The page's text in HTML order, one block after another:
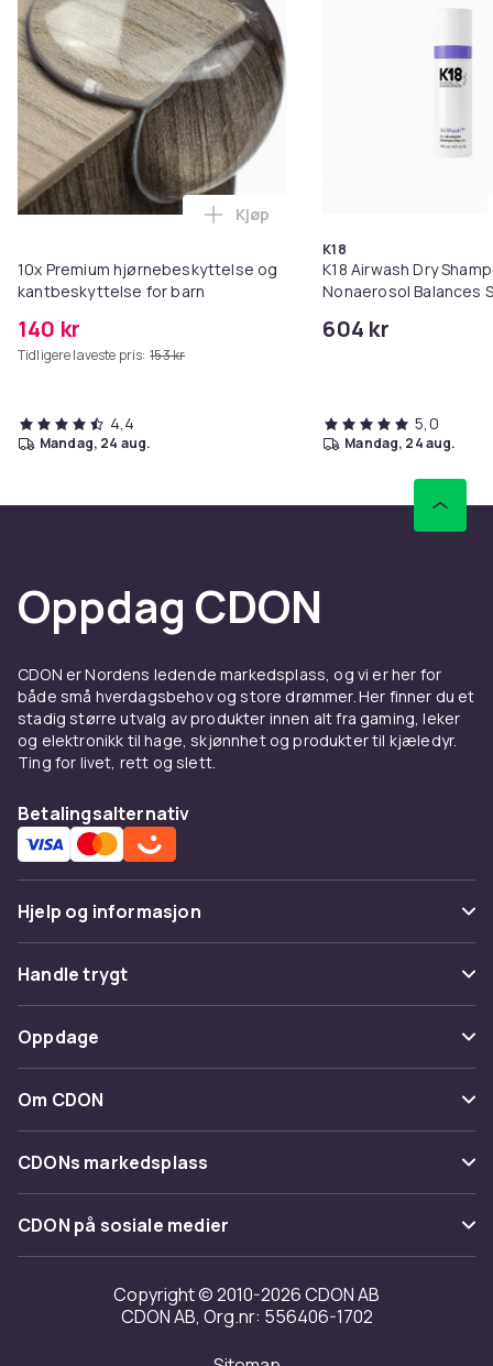
10x Premium hjørnebeskyttelse og
kantbeskyttelse for barn
140 kr
Tidligere laveste pris: 153 kr
Legg 10x Premium
Kjøp
4,4
mandag, 24 aug.
K18
K18 Airwash Dry
Nonaerosol Balances
604 kr
5,0
mandag, 24 aug.
Oppdag CDON
CDON er Nordens ledende markedsplass, og vi er her for
både små hverdagsbehov og store drømmer. Her finner du et
stadig større utvalg av produkter innen alt fra gaming, leker
og elektronikk til hage, skjønnhet og produkter til kjæledyr.
Ting for livet, rett og slett.
Betalingsalternativ
Hjelp og informasjon
Vanlige spørsmål
Spor pakke
Angre & returner her
Kontakt oss
Handle trygt
Betaling
Levering
Tilbakekallinger
Oppdage
Kategorier
Varemerker
Om CDON
Om oss
Kundeanmeldelser
Jobbe på CDON
Investor relations
Tilgjengelighet
CDONs markedsplass
Merchant Help Center
CDON på sosiale medier
Copyright © 2010-2026 CDON AB
CDON AB, Org.nr: 556406-1702